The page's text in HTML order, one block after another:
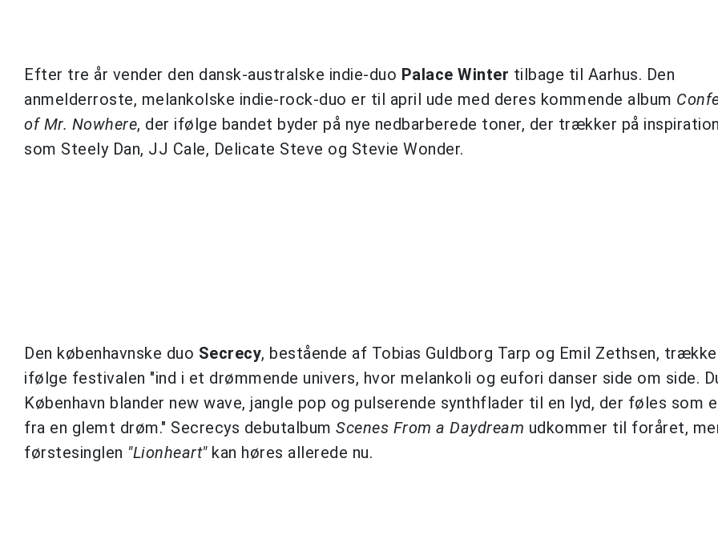
Efter tre år vender den dansk-australske indie-duo Palace Winter tilbage til Aarhus. Den
anmelderroste, melankolske indie-rock-duo er til april ude med deres kommende album
of Mr. Nowhere, der ifølge bandet byder på nye nedbarberede toner, der trækker på
som Steely Dan, JJ Cale, Delicate Steve og Stevie Wonder.
Den københavnske duo Secrecy, bestående af Tobias Guldborg Tarp og Emil Zethsen,
ifølge festivalen "ind i et drømmende univers, hvor melankoli og eufori danser side om side.
København blander new wave, jangle pop og pulserende synthflader til en lyd, der føles som
fra en glemt drøm." Secrecys debutalbum Scenes From a Daydream udkommer til foråret,
førstesinglen "Lionheart"kan høres allerede nu.